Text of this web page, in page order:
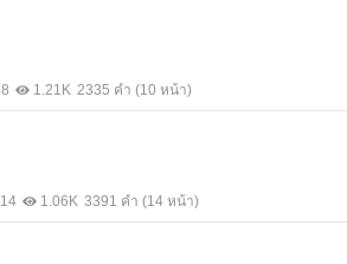
8 1.21K 2335 คำ (10 หน้า)
14 1.06K 3391 คำ (14 หน้า)